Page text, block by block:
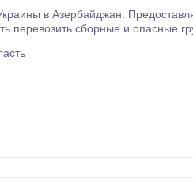
в Азербайджан.